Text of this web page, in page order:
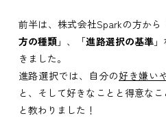
前半は、株式会社Sparkの方から
方の種類 」、「進路選択の基準
きました。
進路選択では、自分の好き嫌い
と、そして好きなことと得意な
と教わりました！